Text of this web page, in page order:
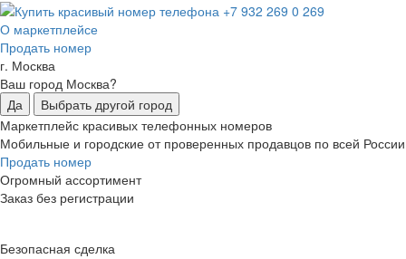
О маркетплейсе
Продать номер
г. Москва
Ваш город Москва?
Да
Выбрать другой город
Маркетплейс красивых телефонных номеров
Мобильные и городские от проверенных продавцов по всей России
Продать номер
Огромный ассортимент
Заказ без регистрации
Безопасная сделка